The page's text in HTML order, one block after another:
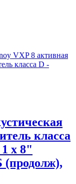
класса
х 8"
(продолж),